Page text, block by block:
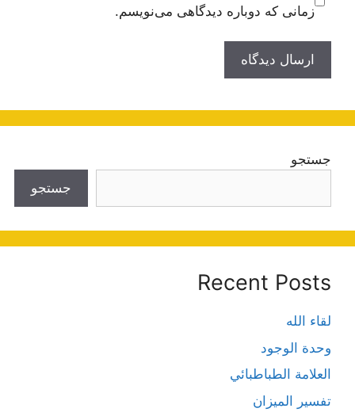
زمانی که دوباره دیدگاهی می‌نویسم.
جستجو
جستجو
Recent Posts
لقاء الله
وحدة الوجود
العلامة الطباطبائي
تفسير الميزان